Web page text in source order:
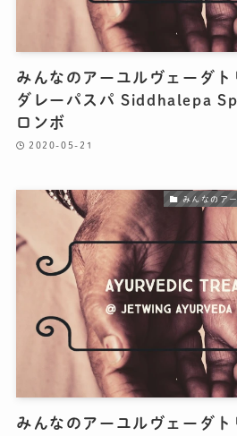
みんなのアーユルヴェーダト
ダレーパスパ Siddhalepa
ロンボ
2020-05-21
みんなのア
みんなのアーユルヴェーダト